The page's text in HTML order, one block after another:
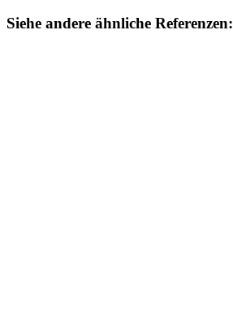
Siehe andere ähnliche Referenzen: